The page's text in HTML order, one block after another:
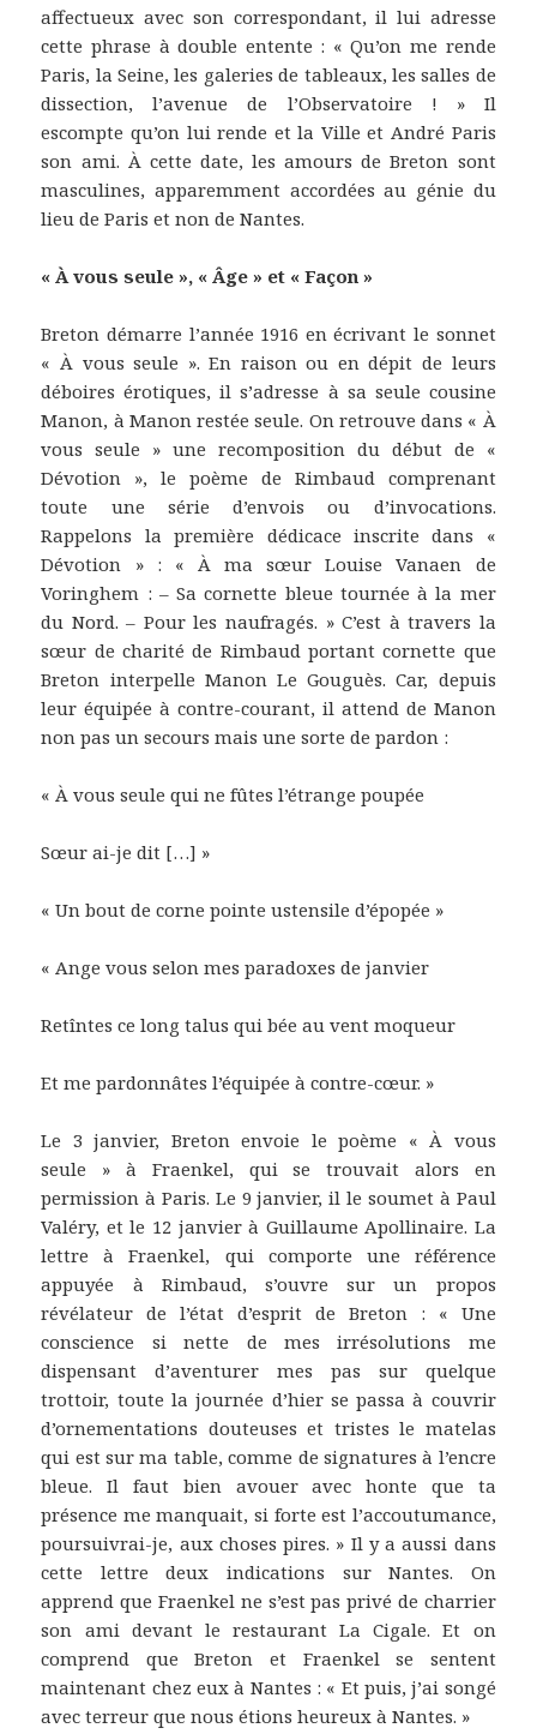
affectueux avec son correspondant, il lui adresse
cette phrase à double entente : « Qu’on me rende
Paris, la Seine, les galeries de tableaux, les salles de
dissection, l’avenue de l’Observatoire ! » Il
escompte qu’on lui rende et la Ville et André Paris
son ami. À cette date, les amours de Breton sont
masculines, apparemment accordées au génie du
lieu de Paris et non de Nantes.
« À vous seule », « Âge » et « Façon »
Breton démarre l’année 1916 en écrivant le sonnet
« À vous seule ». En raison ou en dépit de leurs
déboires érotiques, il s’adresse à sa seule cousine
Manon, à Manon restée seule. On retrouve dans « À
vous seule » une recomposition du début de «
Dévotion », le poème de Rimbaud comprenant
toute une série d’envois ou d’invocations.
Rappelons la première dédicace inscrite dans «
Dévotion » : « À ma sœur Louise Vanaen de
Voringhem : – Sa cornette bleue tournée à la mer
du Nord. – Pour les naufragés. » C’est à travers la
sœur de charité de Rimbaud portant cornette que
Breton interpelle Manon Le Gouguès. Car, depuis
leur équipée à contre-courant, il attend de Manon
non pas un secours mais une sorte de pardon :
« À vous seule qui ne fûtes l’étrange poupée
Sœur ai-je dit […] »
« Un bout de corne pointe ustensile d’épopée »
« Ange vous selon mes paradoxes de janvier
Retîntes ce long talus qui bée au vent moqueur
Et me pardonnâtes l’équipée à contre-cœur. »
Le 3 janvier, Breton envoie le poème « À vous
seule » à Fraenkel, qui se trouvait alors en
permission à Paris. Le 9 janvier, il le soumet à Paul
Valéry, et le 12 janvier à Guillaume Apollinaire. La
lettre à Fraenkel, qui comporte une référence
appuyée à Rimbaud, s’ouvre sur un propos
révélateur de l’état d’esprit de Breton : « Une
conscience si nette de mes irrésolutions me
dispensant d’aventurer mes pas sur quelque
trottoir, toute la journée d’hier se passa à couvrir
d’ornementations douteuses et tristes le matelas
qui est sur ma table, comme de signatures à l’encre
bleue. Il faut bien avouer avec honte que ta
présence me manquait, si forte est l’accoutumance,
poursuivrai-je, aux choses pires. » Il y a aussi dans
cette lettre deux indications sur Nantes. On
apprend que Fraenkel ne s’est pas privé de charrier
son ami devant le restaurant La Cigale. Et on
comprend que Breton et Fraenkel se sentent
maintenant chez eux à Nantes : « Et puis, j’ai songé
avec terreur que nous étions heureux à Nantes. »